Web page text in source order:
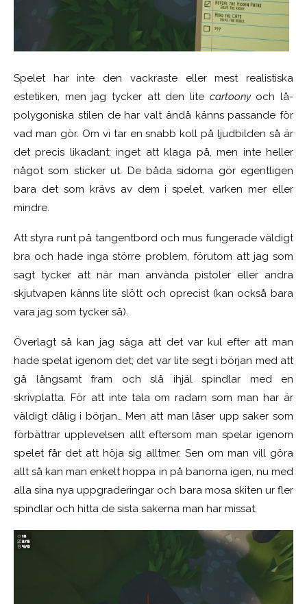
Spelet har inte den vackraste eller mest realistiska
estetiken, men jag tycker att den lite cartoonyoch lå-
polygoniska stilen de har valt ändå känns passande för
vad man gör. Om vi tar en snabb koll på ljudbilden så är
det precis likadant; inget att klaga på, men inte heller
något som sticker ut. De båda sidorna gör egentligen
bara det som krävs av dem i spelet, varken mer eller
mindre.
Att styra runt på tangentbord och mus fungerade väldigt
bra och hade inga större problem, förutom att jag som
sagt tycker att när man använda pistoler eller andra
skjutvapen känns lite slött och oprecist (kan också bara
vara jag som tycker så).
Överlagt så kan jag säga att det var kul efter att man
hade spelat igenom det; det var lite segt i början med att
gå långsamt fram och slå ihjäl spindlar med en
skrivplatta. För att inte tala om radarn som man har är
väldigt dålig i början… Men att man låser upp saker som
förbättrar upplevelsen allt eftersom man spelar igenom
spelet får det att höja sig alltmer. Sen om man vill göra
allt så kan man enkelt hoppa in på banorna igen, nu med
alla sina nya uppgraderingar och bara mosa skiten ur fler
spindlar och hitta de sista sakerna man har missat.